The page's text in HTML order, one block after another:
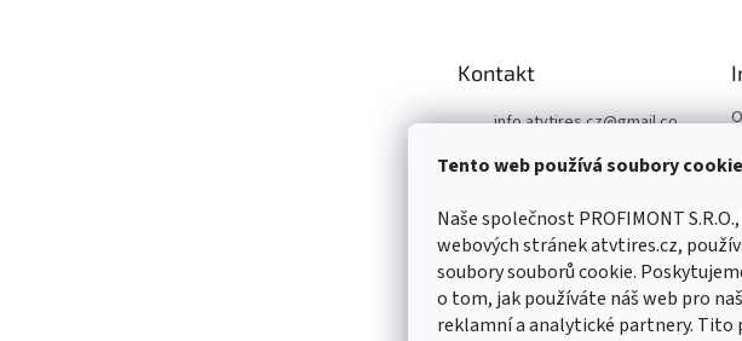
Tento web používá soubory cookie
Naše společnost PROFIMONT
webových stránek atvtires.cz,
soubory souborů cookie.
o tom, jak používáte náš web pro
reklamní a analytické partnery. Tito
Kontakt
info.atvtires.cz@gmail.co
+421 907 364 647
https://www.facebook.co
m/ATVTirescz-109291744
990395
https://www.facebook.co
m/ATVTirescz-109291744